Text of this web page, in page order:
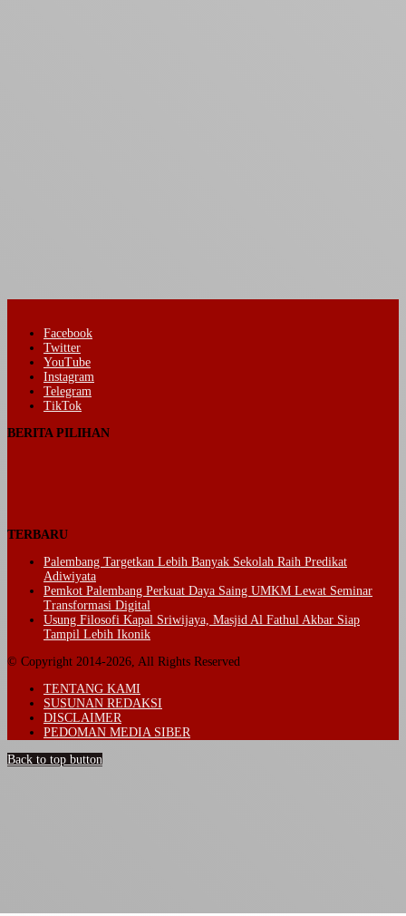
Facebook
Twitter
YouTube
Instagram
Telegram
TikTok
BERITA PILIHAN
TERBARU
Palembang Targetkan Lebih Banyak Sekolah Raih Predikat
Adiwiyata
Pemkot Palembang Perkuat Daya Saing UMKM Lewat Seminar
Transformasi Digital
Usung Filosofi Kapal Sriwijaya, Masjid Al Fathul Akbar Siap
Tampil Lebih Ikonik
© Copyright 2014-2026, All Rights Reserved
TENTANG KAMI
SUSUNAN REDAKSI
DISCLAIMER
PEDOMAN MEDIA SIBER
Back to top button